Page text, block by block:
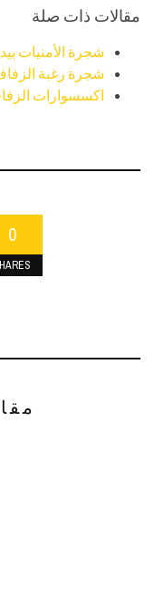
مقالات ذات صلة
شجرة الأمنيات
شجرة رغبة
اكسسوارات
0